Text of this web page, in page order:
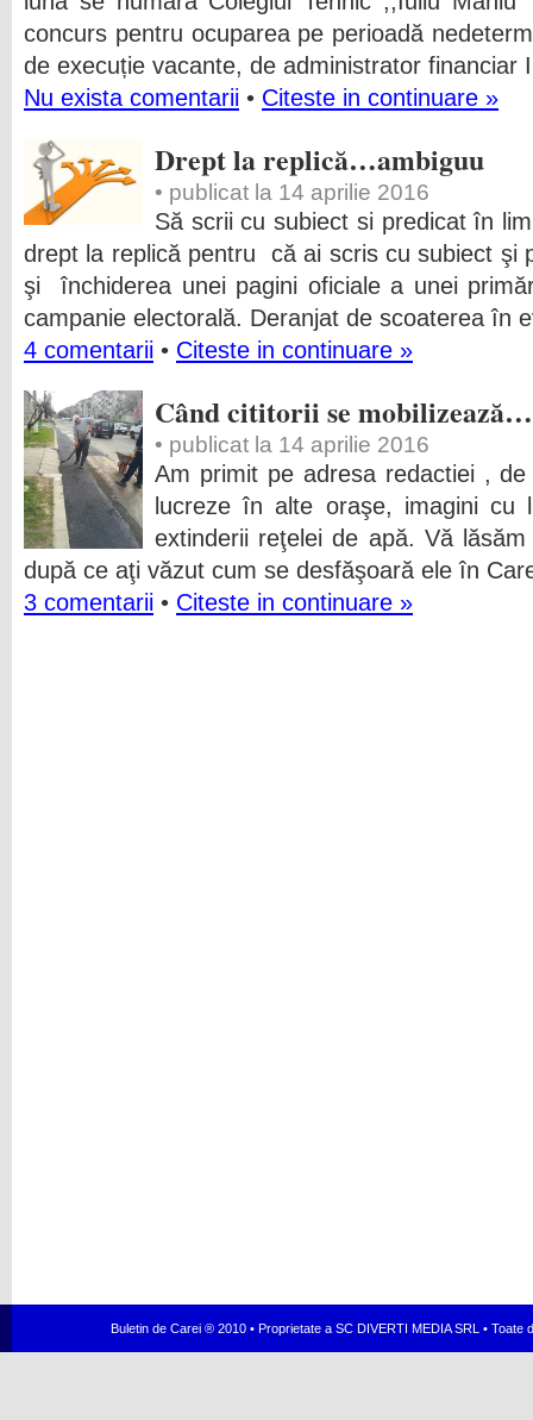
concurs pentru ocuparea pe perioadă
de execuție vacante, de administrator financiar
Nu exista comentarii • Citeste in continuare »
Drept la replică…ambiguu
• publicat la 14 aprilie 2016
Să scrii cu subiect si predicat în
drept la replică pentru că ai scris cu subiect şi
şi închiderea unei pagini oficiale a unei
campanie electorală. Deranjat de scoaterea în
4 comentarii • Citeste in continuare »
Când cititorii se mobilizează…
• publicat la 14 aprilie 2016
Am primit pe adresa redactiei ,
lucreze în alte oraşe, imagini cu
extinderii reţelei de apă. Vă
după ce aţi văzut cum se desfăşoară ele în
3 comentarii • Citeste in continuare »
Buletin de Carei ® 2010 • Proprietate a SC DIVERTI MEDIA SRL •